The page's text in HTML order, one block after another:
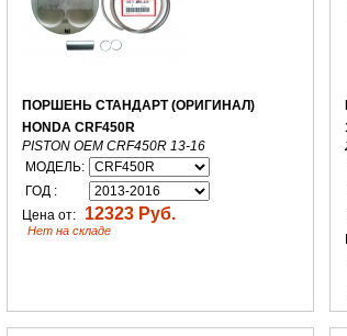
ПОРШЕНЬ СТАНДАРТ (ОРИГИНАЛ)
HONDA CRF450R
PISTON OEM CRF450R 13-16
МОДЕЛЬ:
ГОД :
Цена от:
12323 Руб.
Нет на складе